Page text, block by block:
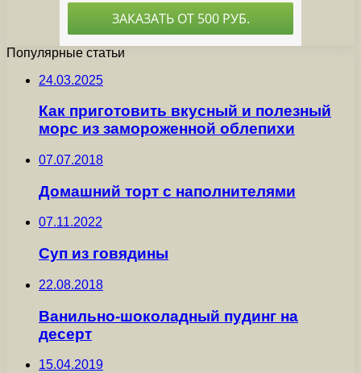
Популярные статьи
24.03.2025
Как приготовить вкусный и полезный
морс из замороженной облепихи
07.07.2018
Домашний торт с наполнителями
07.11.2022
Суп из говядины
22.08.2018
Ванильно-шоколадный пудинг на
десерт
15.04.2019